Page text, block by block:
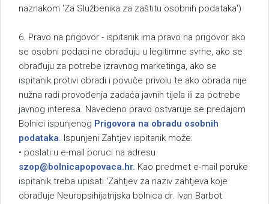
naznakom 'Za Službenika za zaštitu osobnih podataka')
6. Pravo na prigovor - ispitanik ima pravo na prigovor ako
se osobni podaci ne obrađuju u legitimne svrhe, ako se
obrađuju za potrebe izravnog marketinga, ako se
ispitanik protivi obradi i povuče privolu te ako obrada nije
nužna radi provođenja zadaća javnih tijela ili za potrebe
javnog interesa. Navedeno pravo ostvaruje se predajom
Bolnici ispunjenog Prigovora na obradu osobnih
podataka. Ispunjeni Zahtjev ispitanik može:
• poslati u e-mail poruci na adresu
szop@bolnicapopovaca.hr. Kao predmet e-mail poruke
ispitanik treba upisati 'Zahtjev za naziv zahtjeva koje
obrađuje Neuropsihijatrijska bolnica dr. Ivan Barbot